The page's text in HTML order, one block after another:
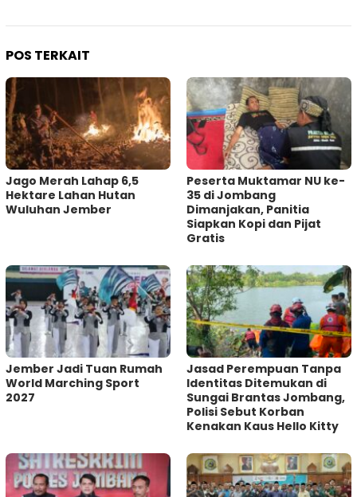
POS TERKAIT
Jago Merah Lahap 6,5
Hektare Lahan Hutan
Wuluhan Jember
Peserta Muktamar NU ke-
35 di Jombang
Dimanjakan, Panitia
Siapkan Kopi dan Pijat
Gratis
Jember Jadi Tuan Rumah
World Marching Sport
2027
Jasad Perempuan Tanpa
Identitas Ditemukan di
Sungai Brantas Jombang,
Polisi Sebut Korban
Kenakan Kaus Hello Kitty